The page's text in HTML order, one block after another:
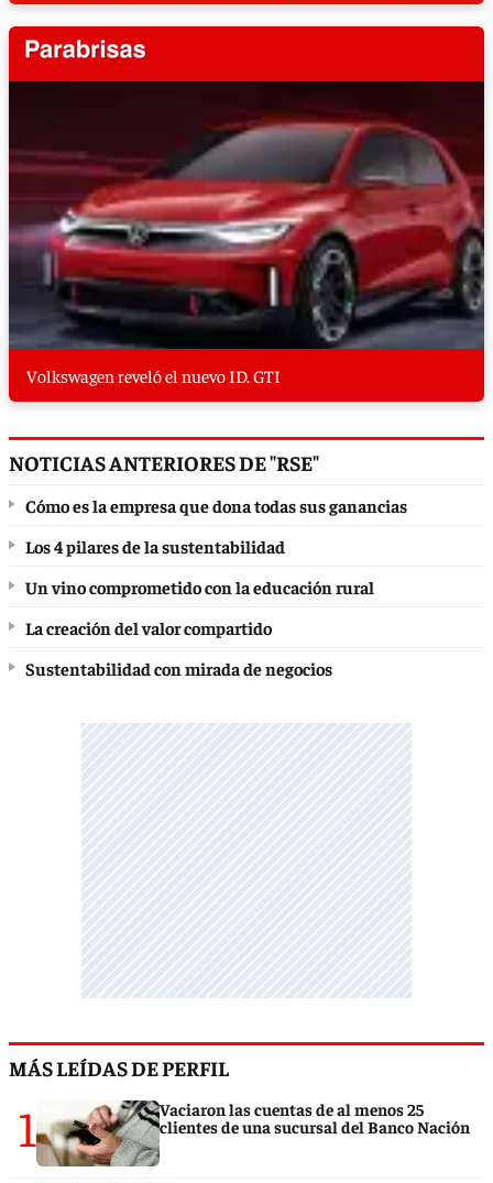
Volkswagen reveló el nuevo ID. GTI
NOTICIAS ANTERIORES DE "RSE"
Cómo es la empresa que dona todas sus ganancias
Los 4 pilares de la sustentabilidad
Un vino comprometido con la educación rural
La creación del valor compartido
Sustentabilidad con mirada de negocios
MÁS LEÍDAS DE PERFIL
1
Vaciaron las cuentas de al menos 25
clientes de una sucursal del Banco Nación